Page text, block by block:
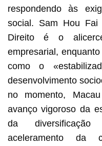
respondendo às
social. Sam Hou
Direito é o
empresarial,
como o
desenvolvimento
no momento,
avanço vigoroso da
da
aceleramento da